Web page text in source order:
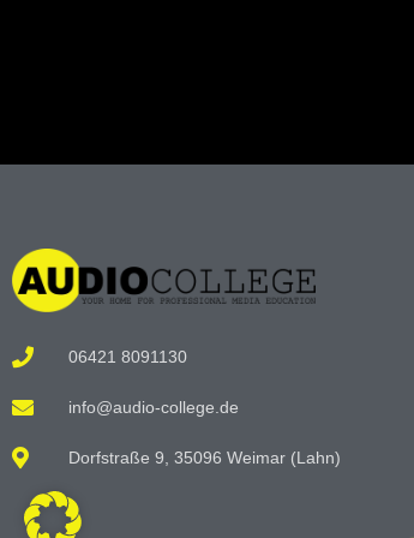
06421 8091130
info@audio-college.de
Dorfstraße 9, 35096 Weimar (Lahn)